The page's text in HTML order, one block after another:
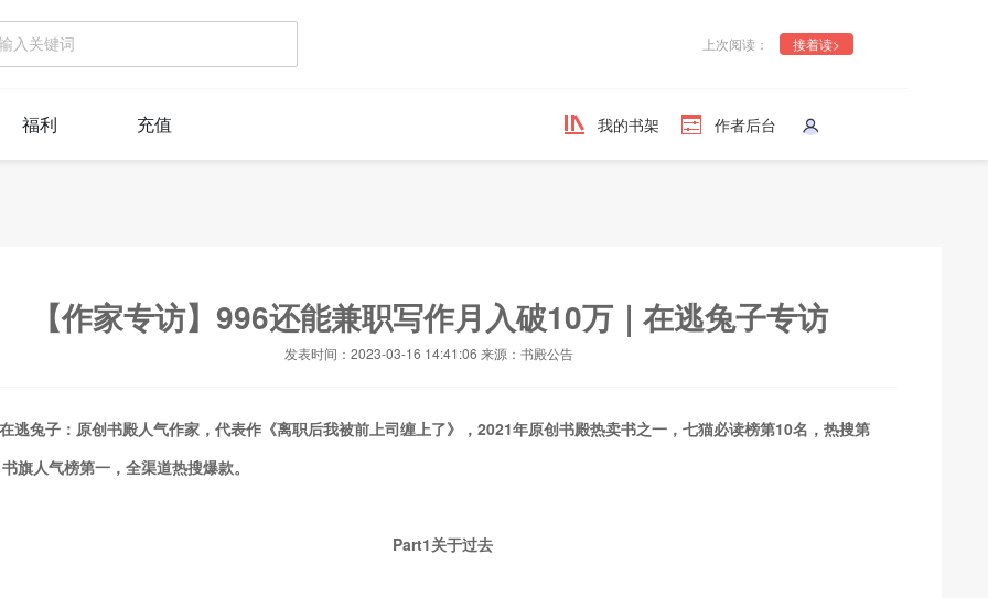
上次阅读： 接着读>
福利 充值 我的书架 作者后台
【作家专访】996还能兼职写作月入破10万｜在逃兔子专访
发表时间：2023-03-16 14:41:06 来源：书殿公告
在逃兔子 ： 原创书殿人气作家 ， 代表作 《离职后我被前上司缠上了》 ，2021年原创书殿热卖书之一，七猫必读榜第10名，热搜第
旗人气榜第一，全渠道热搜爆款。
Part1关于过去